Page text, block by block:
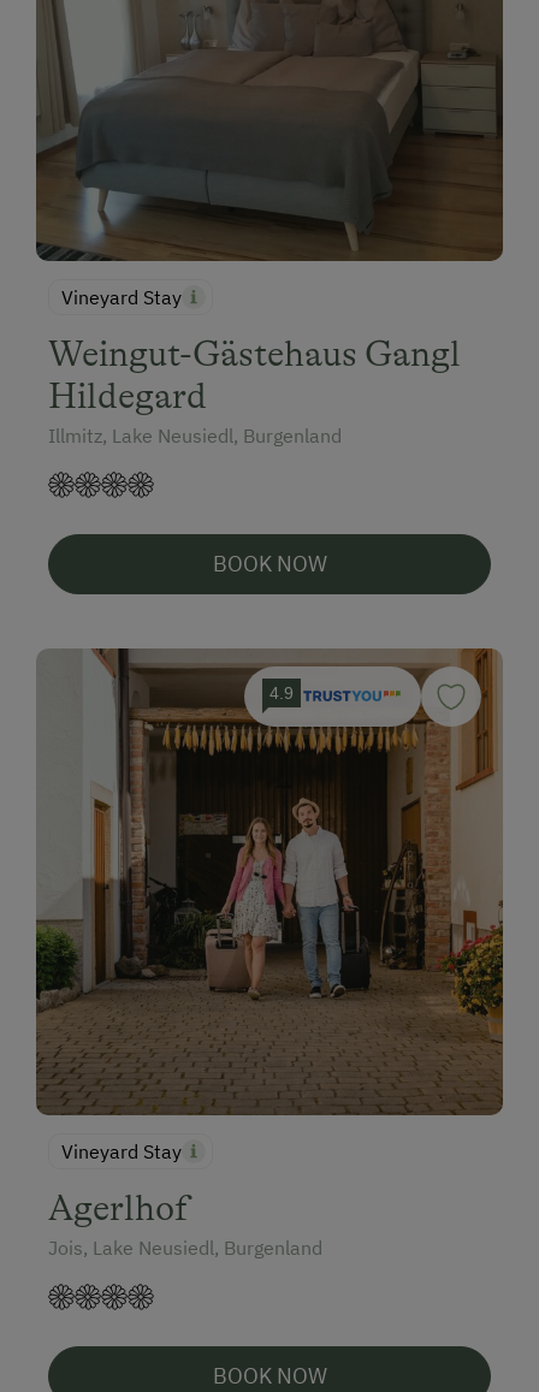
Vineyard Stay
Weingut-Gästehaus Gangl
Hildegard
Illmitz, Lake Neusiedl, Burgenland
BOOK NOW
4.9
Vineyard Stay
Agerlhof
Jois, Lake Neusiedl, Burgenland
BOOK NOW